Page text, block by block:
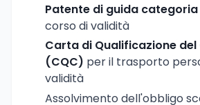
Patente di guida categoria
corso di validità
Carta di Qualificazione
(CQC) per il trasporto
validità
Assolvimento dell'obbligo